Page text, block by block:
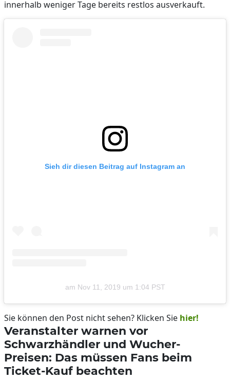
innerhalb weniger Tage bereits restlos ausverkauft.
Sieh dir diesen Beitrag auf Instagram an
am Nov 11, 2019 um 1:04 PST
Sie können den Post nicht sehen? Klicken Sie hier!
Veranstalter warnen vor
Schwarzhändler und Wucher-
Preisen: Das müssen Fans beim
Ticket-Kauf beachten